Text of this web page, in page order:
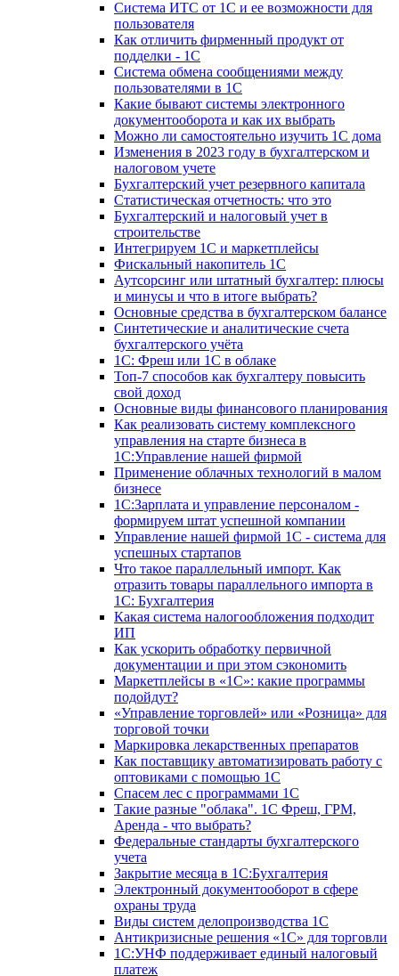
Система ИТС от 1С и ее возможности для
пользователя
Как отличить фирменный продукт от
подделки - 1С
Система обмена сообщениями между
пользователями в 1С
Какие бывают системы электронного
документооборота и как их выбрать
Можно ли самостоятельно изучить 1С дома
Изменения в 2023 году в бухгалтерском и
налоговом учете
Бухгалтерский учет резервного капитала
Статистическая отчетность: что это
Бухгалтерский и налоговый учет в
строительстве
Интегрируем 1С и маркетплейсы
Фискальный накопитель 1С
Аутсорсинг или штатный бухгалтер: плюсы
и минусы и что в итоге выбрать?
Основные средства в бухгалтерском балансе
Синтетические и аналитические счета
бухгалтерского учёта
1C: Фреш или 1С в облаке
Топ-7 способов как бухгалтеру повысить
свой доход
Основные виды финансового планирования
Как реализовать систему комплексного
управления на старте бизнеса в
1С:Управление нашей фирмой
Применение облачных технологий в малом
бизнесе
1C:Зарплата и управление персоналом -
формируем штат успешной компании
Управление нашей фирмой 1C - система для
успешных стартапов
Что такое параллельный импорт. Как
отразить товары параллельного импорта в
1С: Бухгалтерия
Какая система налогообложения подходит
ИП
Как ускорить обработку первичной
документации и при этом сэкономить
Маркетплейсы в «1С»: какие программы
подойдут?
«Управление торговлей» или «Розница» для
торговой точки
Маркировка лекарственных препаратов
Как поставщику автоматизировать работу с
оптовиками с помощью 1С
Спасем лес с программами 1С
Такие разные "облака". 1С Фреш, ГРМ,
Аренда - что выбрать?
Федеральные стандарты бухгалтерского
учета
Закрытие месяца в 1С:Бухгалтерия
Электронный документооборот в сфере
охраны труда
Виды систем делопроизводства 1C
Антикризисные решения «1С» для торговли
1С:УНФ поддерживает единый налоговый
платеж